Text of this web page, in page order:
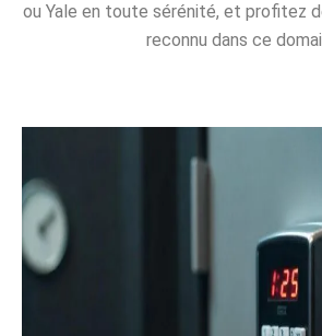
ou Yale en toute sérénité, et profitez
reconnu dans ce